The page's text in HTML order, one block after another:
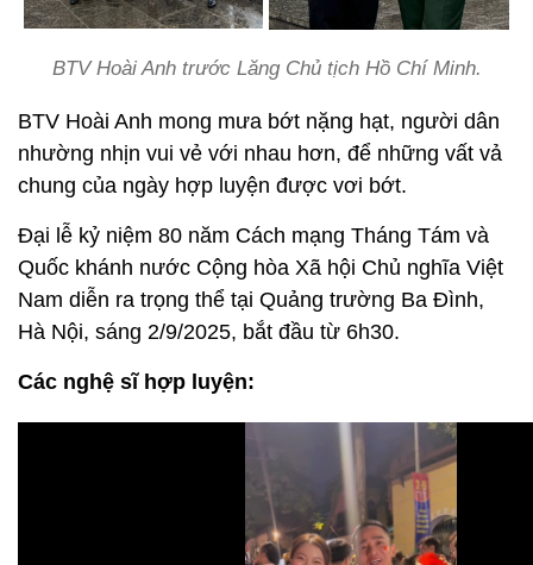
BTV Hoài Anh trước Lăng Chủ tịch Hồ Chí Minh.
BTV Hoài Anh mong mưa bớt nặng hạt, người dân
nhường nhịn vui vẻ với nhau hơn, để những vất vả
chung của ngày hợp luyện được vơi bớt.
Đại lễ kỷ niệm 80 năm Cách mạng Tháng Tám và
Quốc khánh nước Cộng hòa Xã hội Chủ nghĩa Việt
Nam diễn ra trọng thể tại Quảng trường Ba Đình,
Hà Nội, sáng 2/9/2025, bắt đầu từ 6h30.
Các nghệ sĩ hợp luyện: